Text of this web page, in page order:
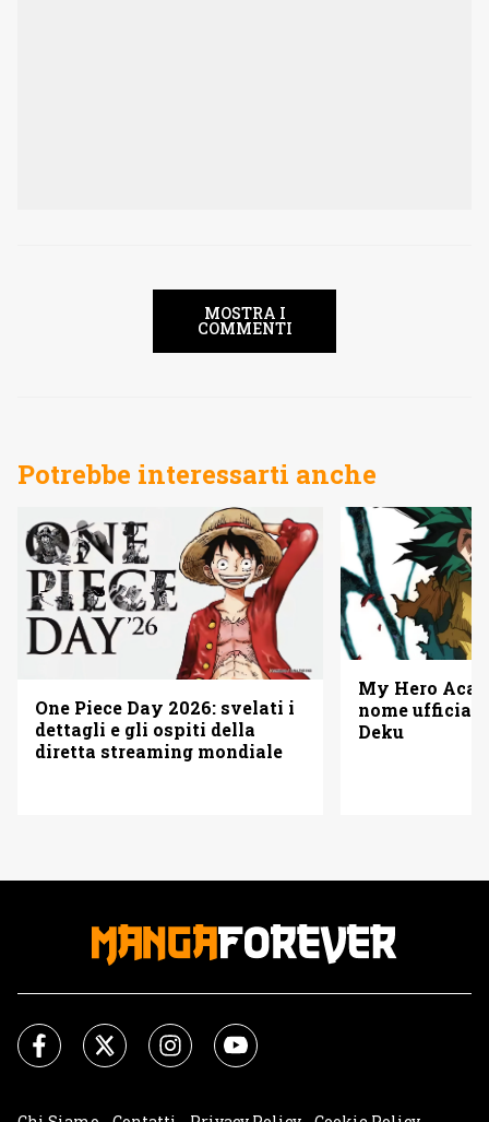
MOSTRA I
COMMENTI
Potrebbe interessarti anche
One Piece Day 2026: svelati i
dettagli e gli ospiti della
diretta streaming mondiale
My Hero
nome
Deku